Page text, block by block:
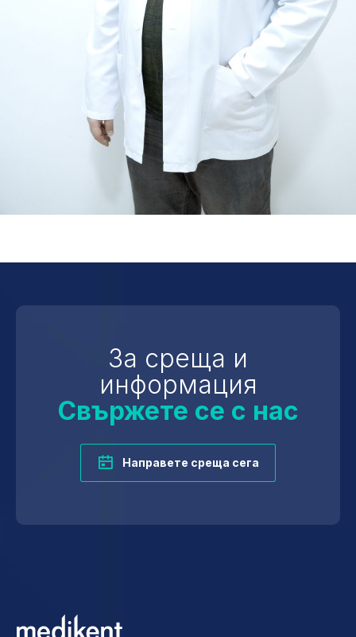
За среща и
информация
Свържете се с нас
Направете среща сега